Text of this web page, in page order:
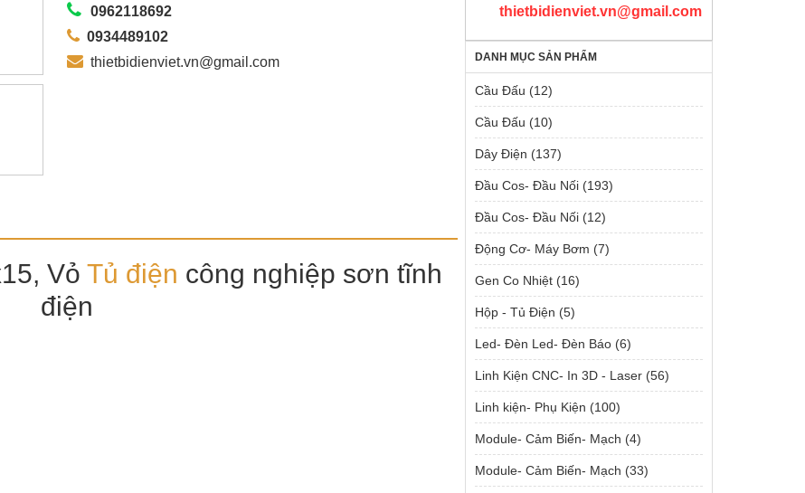
0962118692
0934489102
thietbidienviet.vn@gmail.com
Vỏ Tủ điện công nghiệp sơn tĩnh
điện
thietbidienviet.vn@gmail.com
DANH MỤC SẢN PHẨM
Cầu Đấu (12)
Cầu Đấu (10)
Dây Điện (137)
Đầu Cos- Đầu Nối (193)
Đầu Cos- Đầu Nối (12)
Động Cơ- Máy Bơm (7)
Gen Co Nhiệt (16)
Hộp - Tủ Điện (5)
Led- Đèn Led- Đèn Báo (6)
Linh Kiện CNC- In 3D - Laser (56)
Linh kiện- Phụ Kiện (100)
Module- Cảm Biến- Mạch (4)
Module- Cảm Biến- Mạch (33)